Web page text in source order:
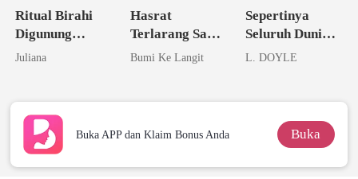
Ritual Birahi
Digunung
Keramat
Juliana
Hasrat
Terlarang Sang
Ipar
Bumi Ke Langit
Sepertinya
Seluruh Dunia
Jatuh Cinta
L. DOYLE
Buka APP dan Klaim Bonus Anda Buka